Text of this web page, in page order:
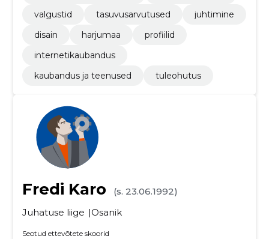
valgustid
tasuvusarvutused
juhtimine
disain
harjumaa
profiilid
internetikaubandus
kaubandus ja teenused
tuleohutus
Fredi Karo
(s. 23.06.1992)
Juhatuse liige
Osanik
Seotud ettevõtete skoorid